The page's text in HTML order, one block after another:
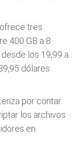
tres
400 GB a 8
los 19,99 a
dólares
por contar
los archivos
en